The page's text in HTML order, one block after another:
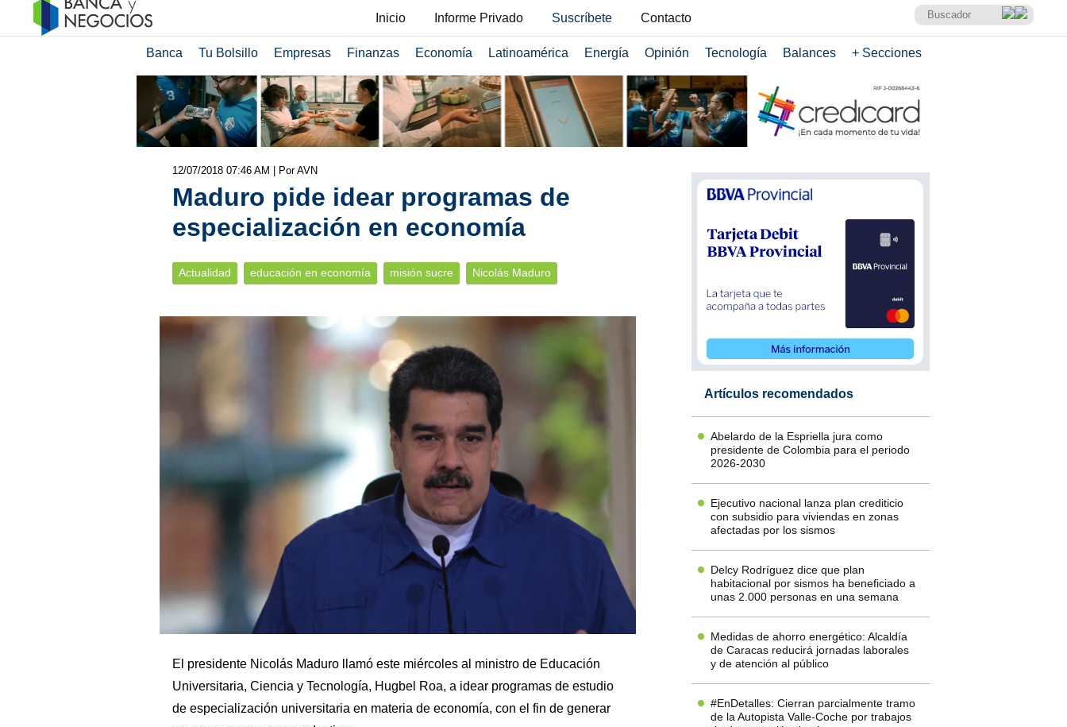
Inicio Informe Privado Suscríbete Contacto
Banca Tu Bolsillo Empresas Finanzas Economía Latinoamérica Energía Opinión Tecnología Balances + Secciones
12/07/2018 07:46 AM | Por AVN
Maduro pide idear programas de
especialización en economía
Actualidad educación en economía misión sucre Nicolás Maduro
El presidente Nicolás Maduro llamó este miércoles al ministro de Educación
Universitaria, Ciencia y Tecnología, Hugbel Roa, a idear programas de estudio
de especialización universitaria en materia de economía, con el fin de generar
Artículos recomendados
Abelardo de la Espriella jura como
presidente de Colombia para el periodo
2026-2030
Ejecutivo nacional lanza plan crediticio
con subsidio para viviendas en zonas
afectadas por los sismos
Delcy Rodríguez dice que plan
habitacional por sismos ha beneficiado a
unas 2.000 personas en una semana
Medidas de ahorro energético: Alcaldía
de Caracas reducirá jornadas laborales
y de atención al público
#EnDetalles: Cierran parcialmente tramo
de la Autopista Valle-Coche por trabajos